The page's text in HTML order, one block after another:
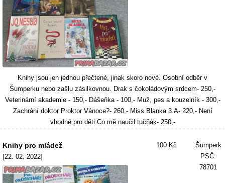
Knihy jsou jen jednou přečtené, jinak skoro nové. Osobní odběr v
Šumperku nebo zašlu zásilkovnou. Drak s čokoládovým srdcem- 250,-
Veterinární akademie - 150,- Dášeňka - 100,- Muž, pes a kouzelník - 300,-
Zachrání doktor Proktor Vánoce?- 260,- Miss Blanka 3.A- 220,- Není
vhodné pro děti Co mě naučil tučňák- 250,-
Knihy pro mládež
[22. 02. 2022]
100 Kč
Šumperk
PSČ:
78701